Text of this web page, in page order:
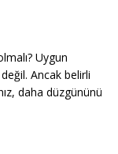
Uygun
Ancak belirli
daha düzgününü